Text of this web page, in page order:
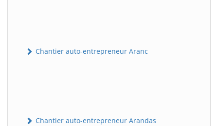
Chantier auto-entrepreneur Aranc
Chantier auto-entrepreneur Arandas